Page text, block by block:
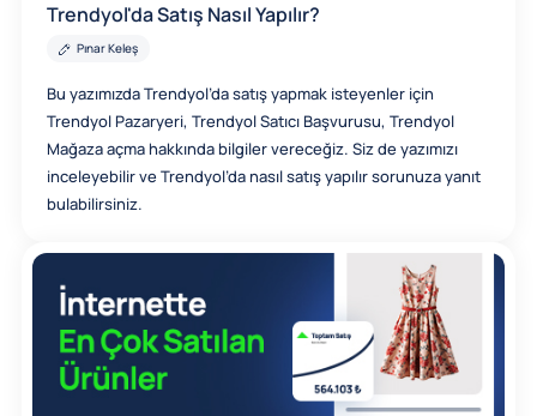
Trendyol'da Satış Nasıl Yapılır?
Pınar Keleş
Bu yazımızda Trendyol’da satış yapmak isteyenler için
Trendyol Pazaryeri, Trendyol Satıcı Başvurusu, Trendyol
Mağaza açma hakkında bilgiler vereceğiz. Siz de yazımızı
inceleyebilir ve Trendyol’da nasıl satış yapılır sorunuza yanıt
bulabilirsiniz.